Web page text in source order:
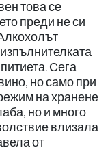
това се
преди не си
Сега
но само при
на хранене
но и много
влизала
от